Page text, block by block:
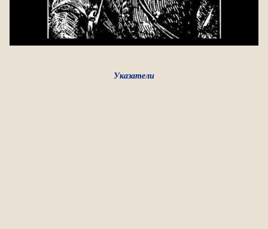
Указатели